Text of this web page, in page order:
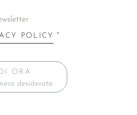
POLICY *
ORA
desiderata